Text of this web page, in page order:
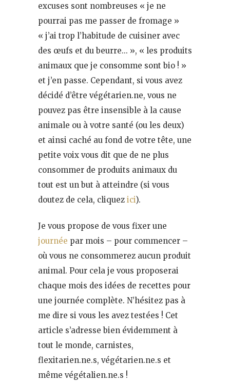
excuses sont nombreuses « je ne
pourrai pas me passer de fromage »
« j’ai trop l’habitude de cuisiner avec
des œufs et du beurre… », « les produits
animaux que je consomme sont bio ! »
et j’en passe. Cependant, si vous avez
décidé d’être végétarien.ne, vous ne
pouvez pas être insensible à la cause
animale ou à votre santé (ou les deux)
et ainsi caché au fond de votre tête, une
petite voix vous dit que de ne plus
consommer de produits animaux du
tout est un but à atteindre (si vous
doutez de cela, cliquez ici).
Je vous propose de vous fixer une
journée par mois – pour commencer –
où vous ne consommerez aucun produit
animal. Pour cela je vous proposerai
chaque mois des idées de recettes pour
une journée complète. N’hésitez pas à
me dire si vous les avez testées ! Cet
article s’adresse bien évidemment à
tout le monde, carnistes,
flexitarien.ne.s, végétarien.ne.s et
même végétalien.ne.s !